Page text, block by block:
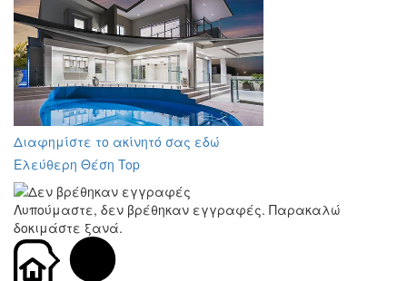
Διαφημίστε το ακίνητό σας εδώ
Ελεύθερη Θέση Top
Λυπούμαστε, δεν βρέθηκαν εγγραφές. Παρακαλώ
δοκιμάστε ξανά.